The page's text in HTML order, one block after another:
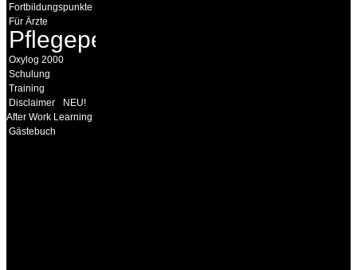
Fortbildungspunkte
Für Ärzte
Pflegepersonal
Oxylog 2000
Schulung
Training
Disclaimer
NEU!
After Work Learning
Gästebuch